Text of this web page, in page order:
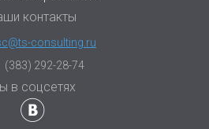
контакты
consulting.ru
(383) 292-28-74
в соцсетях